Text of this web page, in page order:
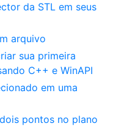
da STL em seus
arquivo
sua primeira
C++ e WinAPI
em uma
pontos no plano